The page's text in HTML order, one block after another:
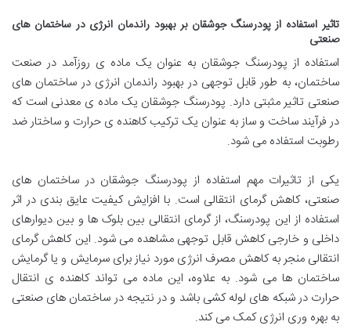
تاثیر استفاده از پودرسنگ جوشقان بر بهبود راندمان انرژی در ساختمان های
صنعتی
استفاده از پودرسنگ جوشقان به عنوان یک ماده ی روزآمد در صنعت
ساختمان، به طور قابل توجهی در بهبود راندمان انرژی در ساختمان های
صنعتی تاثیر مثبتی دارد. پودرسنگ جوشقان یک ماده ی معدنی است که
در فرآیند ساخت و ساز به عنوان یک ترکیب کاهنده ی حرارت و ساختار ضد
رطوبت استفاده می شود.
یکی از تاثیرات مهم استفاده از پودرسنگ جوشقان در ساختمان های
صنعتی، کاهش گرمای انتقالی است. با افزایش کیفیت عایق بندی در اثر
استفاده از این پودرسنگ، از گرمای انتقالی بین بلوک ها و بین دیوارهای
داخلی و خارجی کاهش قابل توجهی مشاهده می شود. این کاهش گرمای
انتقالی منجر به کاهش مصرف انرژی مورد نیاز برای سرمایش و یا گرمایش
ساختمان ها می شود. به علاوه، این ماده می تواند کاهنده ی انتقال
حرارت در شبکه های لوله کشی باشد و در نتیجه در ساختمان های صنعتی
به بهره وری انرژی کمک می کند.